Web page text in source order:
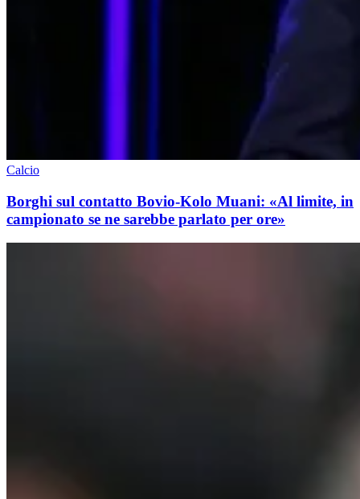
Calcio
Borghi sul contatto Bovio-Kolo Muani: «Al limite, in
campionato se ne sarebbe parlato per ore»